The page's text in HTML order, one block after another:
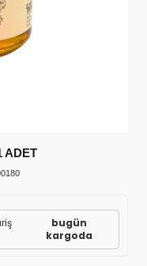
ADET
bugün
kargoda